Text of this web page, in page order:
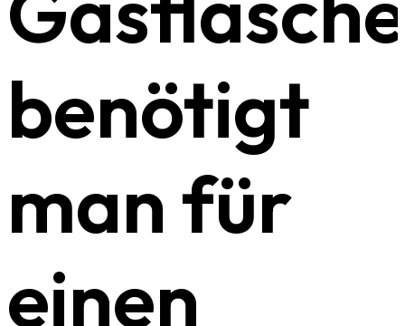
benötigt
man für
einen